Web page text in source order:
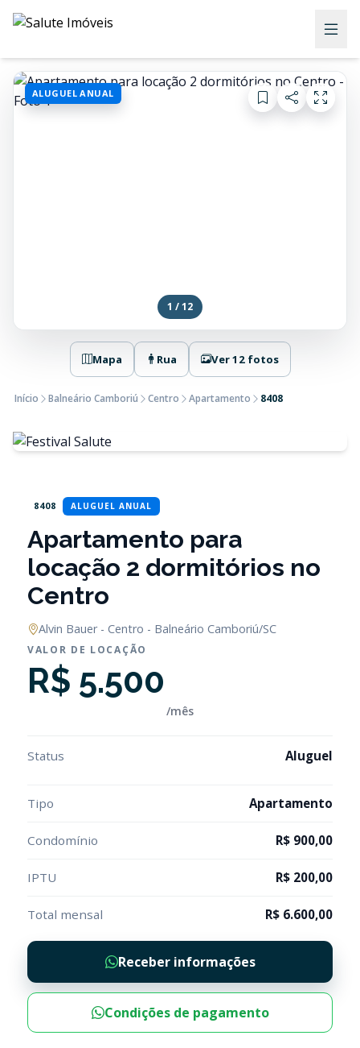
ALUGUEL ANUAL
1 / 12
Mapa Rua Ver 12 fotos
Início Balneário Camboriú Centro Apartamento 8408
8408 ALUGUEL ANUAL
Apartamento para
locação 2 dormitórios no
Centro
Alvin Bauer - Centro - Balneário Camboriú/SC
VALOR DE LOCAÇÃO
R$ 5.500
/mês
Status Aluguel
Tipo Apartamento
Condomínio R$ 900,00
IPTU R$ 200,00
Total mensal R$ 6.600,00
Receber informações
Condições de pagamento